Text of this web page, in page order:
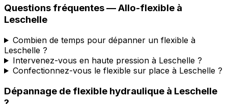
Questions fréquentes —Allo-flexible à
Leschelle
Combien de temps pour dépanner un flexible à
Leschelle ?
Intervenez-vous en haute pression à Leschelle ?
Confectionnez-vous le flexible sur place à Leschelle ?
Dépannage de flexible hydraulique à Leschelle